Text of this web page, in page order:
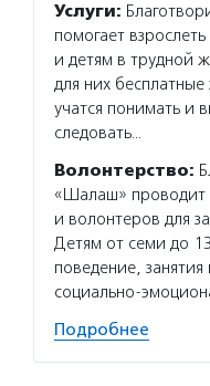
Услуги:
помогает
и детям в трудной
для них
учатся понимать и
следовать…
Волонтерство:
«Шалаш» проводит
и волонтеров для
Детям от семи до
поведение,
социально-
Подробнее